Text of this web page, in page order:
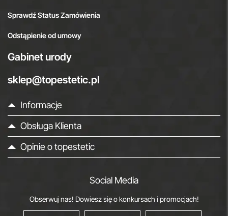
Sprawdź Status Zamówienia
Odstąpienie od umowy
Gabinet urody
sklep@topestetic.pl
Informacje
Obsługa Klienta
Opinie o topestetic
Social Media
Obserwuj nas! Dowiesz się o konkursach i promocjach!